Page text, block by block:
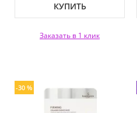
КУПИТЬ
Заказать в 1 клик
-30 %